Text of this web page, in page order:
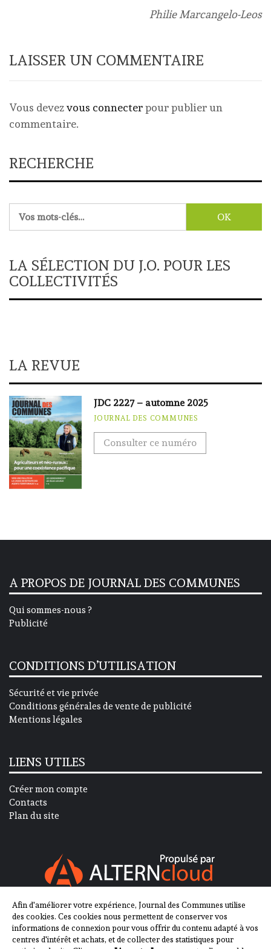
Philie Marcangelo-Leos
LAISSER UN COMMENTAIRE
Vous devezvous connecterpour publier un
commentaire.
RECHERCHE
LA SÉLECTION DU J.O. POUR LES
COLLECTIVITÉS
LA REVUE
JDC 2227 – automne 2025
JOURNAL DES COMMUNES
Consulter ce numéro
A PROPOS DE JOURNAL DES COMMUNES
Qui sommes-nous ?
Publicité
CONDITIONS D’UTILISATION
Sécurité et vie privée
Conditions générales de vente de publicité
Mentions légales
LIENS UTILES
Créer mon compte
Contacts
Plan du site
SUIVEZ-NOUS SUR
Afin d'améliorer votre expérience, Journal des Communes utilise
des cookies. Ces cookies nous permettent de conserver vos
informations de connexion pour vous offrir du contenu adapté à vos
centres d'intérêt et achats, et de collecter des statistiques pour